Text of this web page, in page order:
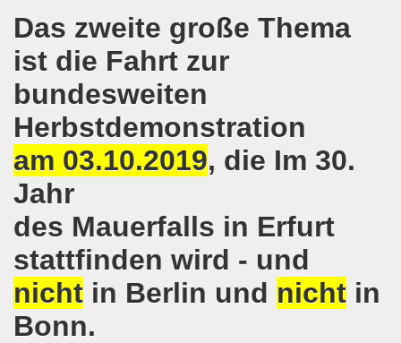
Das zweite große Thema
ist die Fahrt zur
bundesweiten
Herbstdemonstration
am 03.10.2019, die Im 30.
Jahr
des Mauerfalls in Erfurt
stattfinden wird - und
nicht in Berlin und nicht in
Bonn.
Bewegung am 13.08.2018 hält weiterhin wie bisher
Bewegung am 06.08.2018 unter dem Motto:
Gelsenkirchener Montagsdemo-Bewegung am
ist mit den streikenden Kolleginnen und mit
- der Kultursaal und das Haus des Widerstands in
ruft am 23.07.2018 mit auf zur
und wirklich sehr kreativ: Eine junge Frau ergreift
am 07.07.2018 aktiver Part bei der Düsseldorfer
am 09. Juli 2018 berichtet über NRW-weite